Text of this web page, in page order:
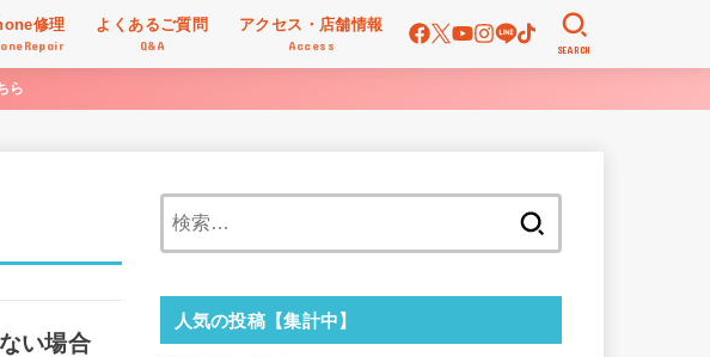
修理 よくあるご質問
Q&A
アクセス・店舗情報
Access SEARCH
ら
い場合
人気の投稿【集計中】